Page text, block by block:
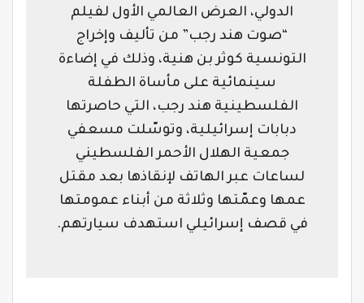
الدولي، العرض العالمي الأول لفيلم
“صوت هند رجب” من تأليف وإخراج
التونسية كوثر بن هنية، وذلك في إضاءة
سينمائية على مأساة الطفلة
الفلسطينية هند رجب، التي حاصرتها
دبابات إسرائيلية، وتوسّلت مسعفي
جمعية الهلال الأحمر الفلسطيني
لساعات عبر الهاتف لإنقاذها بعد مقتل
عمها وعمّتها وثلاثة من أبناء عمومتها
في قصف إسرائيلي استهدف سيارتهم.